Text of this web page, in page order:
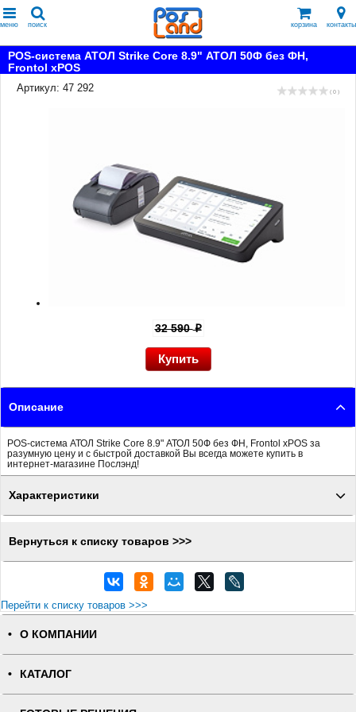
меню поиск корзина контакты
POS-система АТОЛ Strike Core 8.9" АТОЛ 50Ф без ФН,
Frontol xPOS
Артикул: 47 292
( 0 )
32 590p
Описание
POS-система АТОЛ Strike Core 8.9" АТОЛ 50Ф без ФН, Frontol xPOS за
разумную цену и с быстрой доставкой Вы всегда можете купить в
интернет-магазине Послэнд!
Характеристики
Вернуться к списку товаров >>>
Перейти к списку товаров >>>
О КОМПАНИИ
КАТАЛОГ